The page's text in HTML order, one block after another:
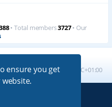
ensure you get
• Total members3727• Our
All times are UTC+01:00